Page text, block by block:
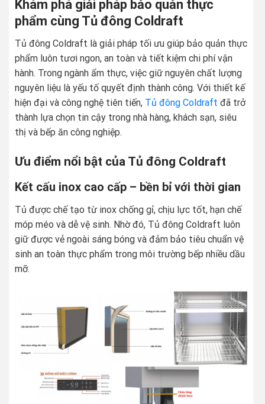
Khám phá giải pháp bảo quản thực
phẩm cùng Tủ đông Coldraft
Tủ đông Coldraft là giải pháp tối ưu giúp bảo quản thực
phẩm luôn tươi ngon, an toàn và tiết kiệm chi phí vận
hành. Trong ngành ẩm thực, việc giữ nguyên chất lượng
nguyên liệu là yếu tố quyết định thành công. Với thiết kế
hiện đại và công nghệ tiên tiến, Tủ đông Coldraft đã trở
thành lựa chọn tin cậy trong nhà hàng, khách sạn, siêu
thị và bếp ăn công nghiệp.
Ưu điểm nổi bật của Tủ đông Coldraft
Kết cấu inox cao cấp – bền bỉ với thời gian
Tủ được chế tạo từ inox chống gỉ, chịu lực tốt, hạn chế
móp méo và dễ vệ sinh. Nhờ đó, Tủ đông Coldraft luôn
giữ được vẻ ngoài sáng bóng và đảm bảo tiêu chuẩn vệ
sinh an toàn thực phẩm trong môi trường bếp nhiều dầu
mỡ.